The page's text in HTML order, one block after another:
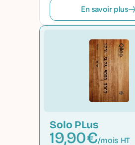
En savoir plus
Solo PLus
19,90€/mois HT